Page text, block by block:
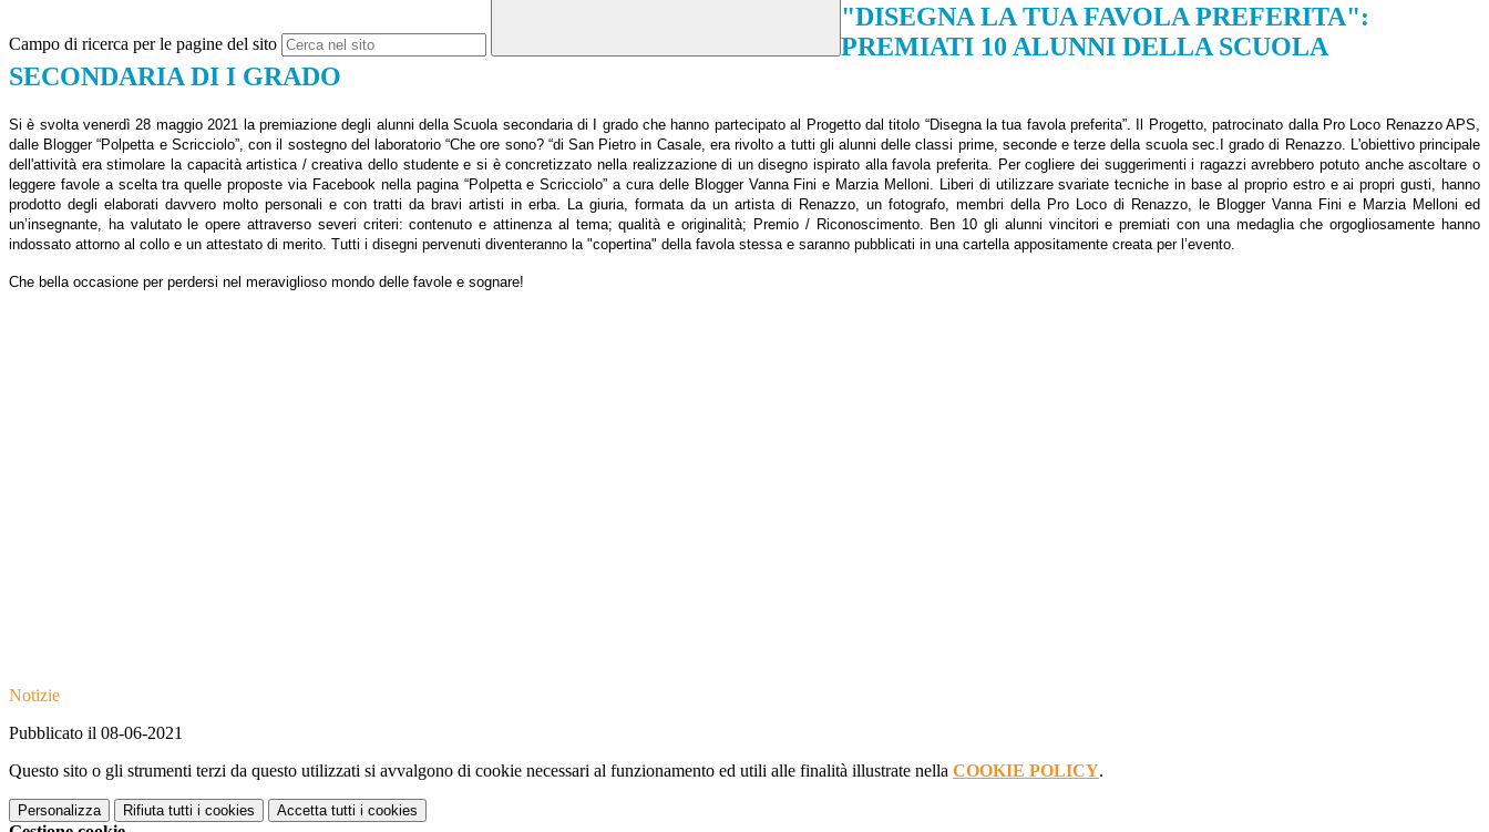
Campo di ricerca per le pagine del sito
"DISEGNA LA TUA FAVOLA PREFERITA":
PREMIATI 10 ALUNNI DELLA SCUOLA
SECONDARIA DI I GRADO
Si è svolta venerdì 28 maggio 2021 la premiazione degli alunni della Scuola secondaria di I grado che hanno partecipato al Progetto dal titolo “Disegna la tua favola preferita”. Il Progetto, patrocinato dalla Pro Loco Renazzo APS,
dalle Blogger “Polpetta e Scricciolo”, con il sostegno del laboratorio “Che ore sono? “di San Pietro in Casale, era rivolto a tutti gli alunni delle classi prime, seconde e terze della scuola sec.I grado di Renazzo. L'obiettivo principale
dell'attività era stimolare la capacità artistica / creativa dello studente e si è concretizzato nella realizzazione di un disegno ispirato alla favola preferita. Per cogliere dei suggerimenti i ragazzi avrebbero potuto anche ascoltare o
leggere favole a scelta tra quelle proposte via Facebook nella pagina “Polpetta e Scricciolo” a cura delle Blogger Vanna Fini e Marzia Melloni. Liberi di utilizzare svariate tecniche in base al proprio estro e ai propri gusti, hanno
prodotto degli elaborati davvero molto personali e con tratti da bravi artisti in erba. La giuria, formata da un artista di Renazzo, un fotografo, membri della Pro Loco di Renazzo, le Blogger Vanna Fini e Marzia Melloni ed
un’insegnante, ha valutato le opere attraverso severi criteri: contenuto e attinenza al tema; qualità e originalità; Premio / Riconoscimento. Ben 10 gli alunni vincitori e premiati con una medaglia che orgogliosamente hanno
indossato attorno al collo e un attestato di merito. Tutti i disegni pervenuti diventeranno la "copertina" della favola stessa e saranno pubblicati in una cartella appositamente creata per l’evento.
Che bella occasione per perdersi nel meraviglioso mondo delle favole e sognare!
Notizie
Pubblicato il 08-06-2021
Questo sito o gli strumenti terzi da questo utilizzati si avvalgono di cookie necessari al funzionamento ed utili alle finalità illustrate nella COOKIE POLICY.
Personalizza Rifiuta tutti i cookies Accetta tutti i cookies